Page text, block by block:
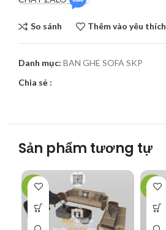
So sánh Thêm vào yêu thích
Danh mục: BAN GHE SOFA SKP
Chia sẻ :
Sản phẩm tương tự
-43% -50%